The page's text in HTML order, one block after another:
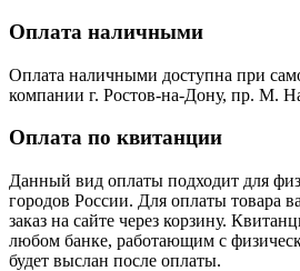
Оплата наличными
Оплата наличными доступна при
компании г. Ростов-на-Дону, пр. М.
Оплата по квитанции
Данный вид оплаты подходит для
городов России. Для оплаты товара
заказ на сайте через корзину.
любом банке, работающим с
будет выслан после оплаты.